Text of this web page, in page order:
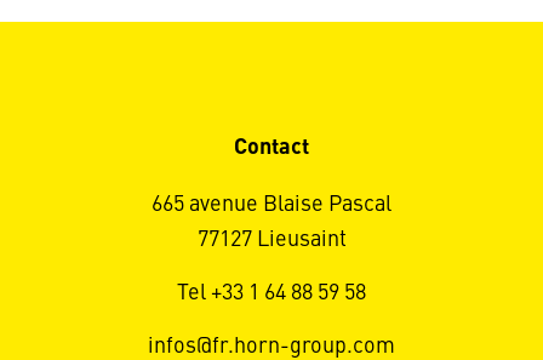
Contact
665 avenue Blaise Pascal
77127 Lieusaint
Tel +33 1 64 88 59 58
infos@fr.horn-group.com